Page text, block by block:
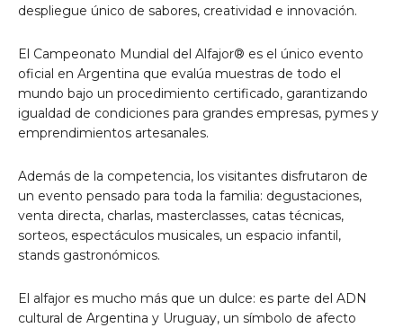
despliegue único de sabores, creatividad e innovación.
El Campeonato Mundial del Alfajor® es el único evento
oficial en Argentina que evalúa muestras de todo el
mundo bajo un procedimiento certificado, garantizando
igualdad de condiciones para grandes empresas, pymes y
emprendimientos artesanales.
Además de la competencia, los visitantes disfrutaron de
un evento pensado para toda la familia: degustaciones,
venta directa, charlas, masterclasses, catas técnicas,
sorteos, espectáculos musicales, un espacio infantil,
stands gastronómicos.
El alfajor es mucho más que un dulce: es parte del ADN
cultural de Argentina y Uruguay, un símbolo de afecto